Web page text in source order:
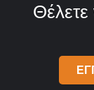
Θέλετε